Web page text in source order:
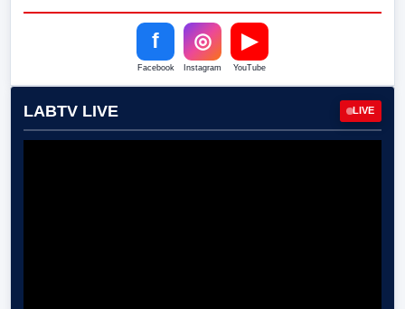
f
Facebook
◎
Instagram
▶
YouTube
LABTV LIVE LIVE